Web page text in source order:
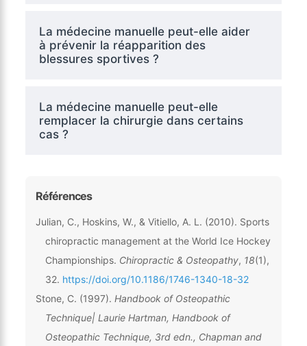
La médecine manuelle peut-elle aider
à prévenir la réapparition des
blessures sportives ?
La médecine manuelle peut-elle
remplacer la chirurgie dans certains
cas ?
Références
Julian, C., Hoskins, W., & Vitiello, A. L. (2010). Sports
chiropractic management at the World Ice Hockey
Championships. Chiropractic & Osteopathy, 18(1),
32. https://doi.org/10.1186/1746-1340-18-32
Stone, C. (1997). Handbook of Osteopathic
Technique| Laurie Hartman, Handbook of
Osteopathic Technique, 3rd edn., Chapman and